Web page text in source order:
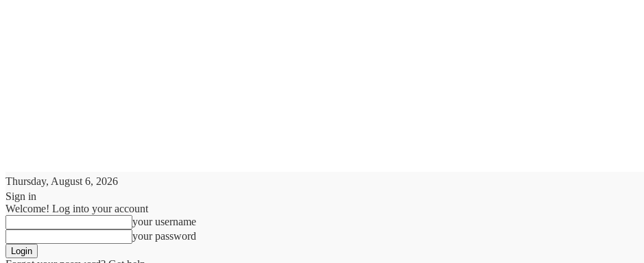
Thursday, August 6, 2026
Sign in
Welcome! Log into your account
your username
your password